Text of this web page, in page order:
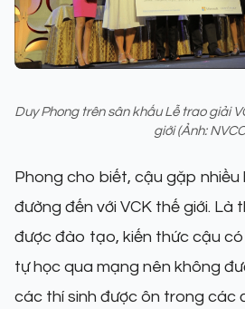
Duy Phong trên sân khấu Lễ trao giải
giới (Ảnh:
Phong cho biết, cậu gặp
đường đến với VCK thế giới. Là
được đào tạo, kiến thức cậu
tự học qua mạng nên không
các thí sinh được ôn trong các